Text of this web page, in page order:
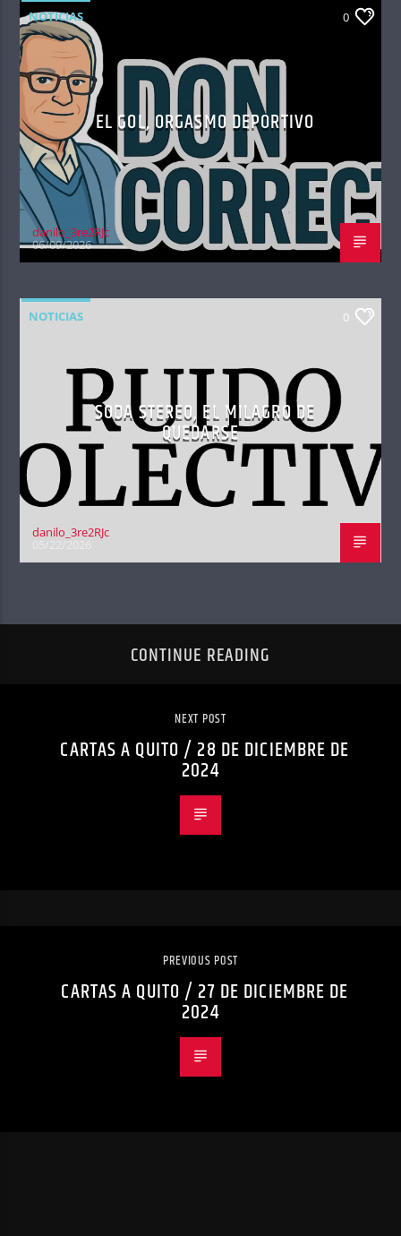
NOTICIAS 0
EL GOL, ORGASMO DEPORTIVO
danilo_3re2RJc
06/09/2026
NOTICIAS 0
SODA STEREO, EL MILAGRO DE
QUEDARSE
danilo_3re2RJc
CONTINUE READING
NEXT POST
CARTAS A QUITO / 28 DE DICIEMBRE DE
2024
PREVIOUS POST
CARTAS A QUITO / 27 DE DICIEMBRE DE
2024